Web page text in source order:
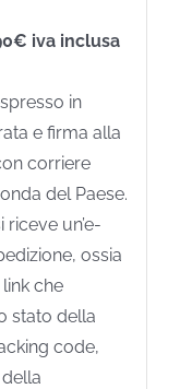
iva inclusa
in
e firma alla
corriere
del Paese.
riceve un’e-
ossia
che
stato della
code,